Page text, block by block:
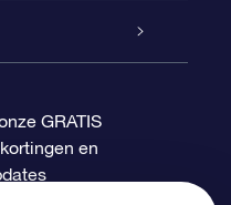
GRATIS
en